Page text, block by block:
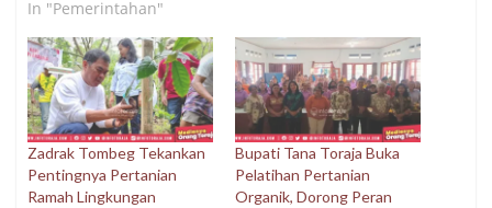
In "Pemerintahan"
Zadrak Tombeg Tekankan
Pentingnya Pertanian
Ramah Lingkungan
Bupati Tana Toraja Buka
Pelatihan Pertanian
Organik, Dorong Peran